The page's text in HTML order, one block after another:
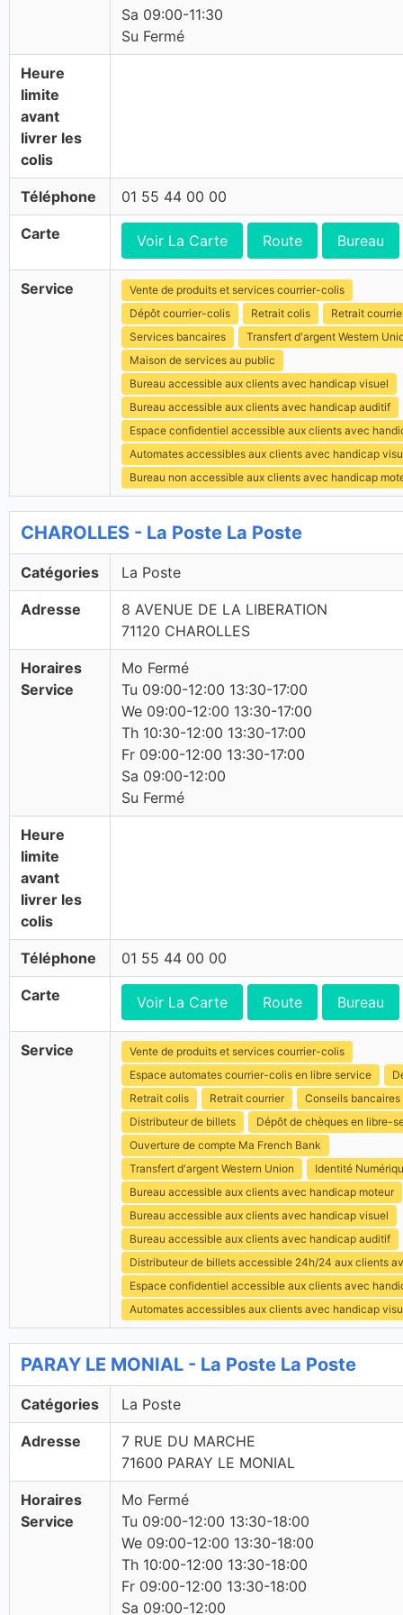
Sa 09:00-11:30
Su Fermé
Heure
limite
avant
livrer les
colis
Téléphone 01 55 44 00 00
Carte Voir La Carte Route Bureau
Service
Vente de produits et services courrier-colis
Dépôt courrier-colis
Retrait colis
Retrait
Services bancaires
Transfert d'argent Western
Maison de services au public
Bureau accessible aux clients avec handicap visuel
Bureau accessible aux clients avec handicap auditif
Espace confidentiel accessible aux clients avec
Automates accessibles aux clients avec handicap
Bureau non accessible aux clients avec handicap
CHAROLLES - La Poste La Poste
Catégories La Poste
Adresse
8 AVENUE DE LA LIBERATION
71120 CHAROLLES
Horaires
Service
Mo Fermé
Tu 09:00-12:00 13:30-17:00
We 09:00-12:00 13:30-17:00
Th 10:30-12:00 13:30-17:00
Fr 09:00-12:00 13:30-17:00
Sa 09:00-12:00
Su Fermé
Heure
limite
avant
livrer les
colis
Téléphone 01 55 44 00 00
Carte Voir La Carte Route Bureau
Service
Vente de produits et services courrier-colis
Espace automates courrier-colis en libre service
Retrait colis
Retrait courrier
Conseils bancaires
Distributeur de billets
Dépôt de chèques en libre-
Ouverture de compte Ma French Bank
Transfert d'argent Western Union
Identité
Bureau accessible aux clients avec handicap moteur
Bureau accessible aux clients avec handicap visuel
Bureau accessible aux clients avec handicap auditif
Distributeur de billets accessible 24h/24 aux clients
Espace confidentiel accessible aux clients avec
Automates accessibles aux clients avec handicap
PARAY LE MONIAL - La Poste La Poste
Catégories La Poste
Adresse
7 RUE DU MARCHE
71600 PARAY LE MONIAL
Horaires
Service
Mo Fermé
Tu 09:00-12:00 13:30-18:00
We 09:00-12:00 13:30-18:00
Th 10:00-12:00 13:30-18:00
Fr 09:00-12:00 13:30-18:00
Sa 09:00-12:00